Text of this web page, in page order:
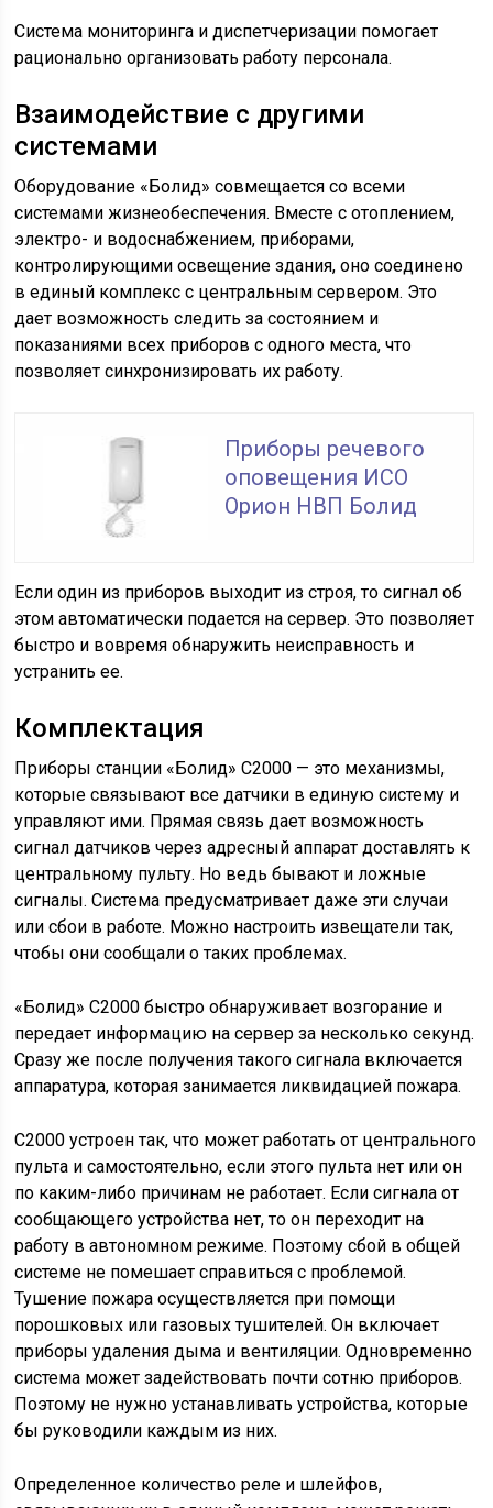
Система мониторинга и диспетчеризации помогает
рационально организовать работу персонала.
Взаимодействие с другими
системами
Оборудование «Болид» совмещается со всеми
системами жизнеобеспечения. Вместе с отоплением,
электро- и водоснабжением, приборами,
контролирующими освещение здания, оно соединено
в единый комплекс с центральным сервером. Это
дает возможность следить за состоянием и
показаниями всех приборов с одного места, что
позволяет синхронизировать их работу.
Приборы речевого
оповещения ИСО
Орион НВП Болид
Если один из приборов выходит из строя, то сигнал об
этом автоматически подается на сервер. Это позволяет
быстро и вовремя обнаружить неисправность и
устранить ее.
Комплектация
Приборы станции «Болид» С2000 — это механизмы,
которые связывают все датчики в единую систему и
управляют ими. Прямая связь дает возможность
сигнал датчиков через адресный аппарат доставлять к
центральному пульту. Но ведь бывают и ложные
сигналы. Система предусматривает даже эти случаи
или сбои в работе. Можно настроить извещатели так,
чтобы они сообщали о таких проблемах.
«Болид» С2000 быстро обнаруживает возгорание и
передает информацию на сервер за несколько секунд.
Сразу же после получения такого сигнала включается
аппаратура, которая занимается ликвидацией пожара.
С2000 устроен так, что может работать от центрального
пульта и самостоятельно, если этого пульта нет или он
по каким-либо причинам не работает. Если сигнала от
сообщающего устройства нет, то он переходит на
работу в автономном режиме. Поэтому сбой в общей
системе не помешает справиться с проблемой.
Тушение пожара осуществляется при помощи
порошковых или газовых тушителей. Он включает
приборы удаления дыма и вентиляции. Одновременно
система может задействовать почти сотню приборов.
Поэтому не нужно устанавливать устройства, которые
бы руководили каждым из них.
Определенное количество реле и шлейфов,